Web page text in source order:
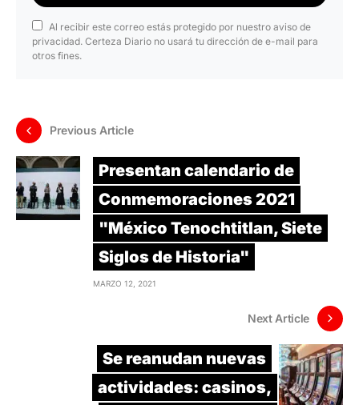
Al recibir este correo estás protegido por nuestro aviso de
privacidad. Certeza Diario no usará tu dirección de e-mail para
otros fines.
Previous Article
Presentan calendario de
Conmemoraciones 2021
"México Tenochtitlan, Siete
Siglos de Historia"
MARZO 12, 2021
Next Article
Se reanudan nuevas
actividades: casinos,